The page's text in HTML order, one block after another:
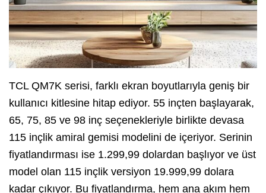
TCL QM7K serisi, farklı ekran boyutlarıyla geniş bir
kullanıcı kitlesine hitap ediyor. 55 inçten başlayarak,
65, 75, 85 ve 98 inç seçenekleriyle birlikte devasa
115 inçlik amiral gemisi modelini de içeriyor. Serinin
fiyatlandırması ise 1.299,99 dolardan başlıyor ve üst
model olan 115 inçlik versiyon 19.999,99 dolara
kadar çıkıyor. Bu fiyatlandırma, hem ana akım hem